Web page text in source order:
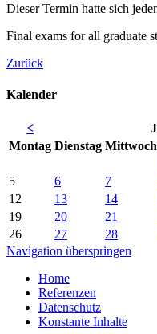
Dieser Termin hatte sich
Final exams for all graduate
Zurück
Kalender
<
Montag Dienstag Mittwoch
5
6 7
12
13 14
19
20 21
26
27 28
Navigation überspringen
Home
Referenzen
Datenschutz
Konstante Inhalte